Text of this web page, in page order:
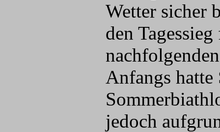
Wetter sicher
den
Anfangs hatte
jedoch